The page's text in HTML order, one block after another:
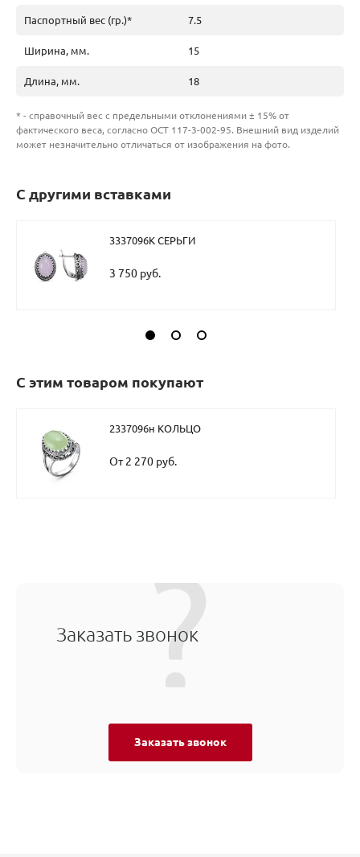
Паспортный вес (гр.)* 7.5
Ширина, мм. 15
Длина, мм. 18
* - справочный вес с предельными отклонениями ± 15% от
фактического веса, согласно ОСТ 117-3-002-95. Внешний вид изделий
может незначительно отличаться от изображения на фото.
С другими вставками
3337096К СЕРЬГИ
3 750 руб.
С этим товаром покупают
2337096н КОЛЬЦО
От 2 270 руб.
Заказать звонок
Заказать звонок